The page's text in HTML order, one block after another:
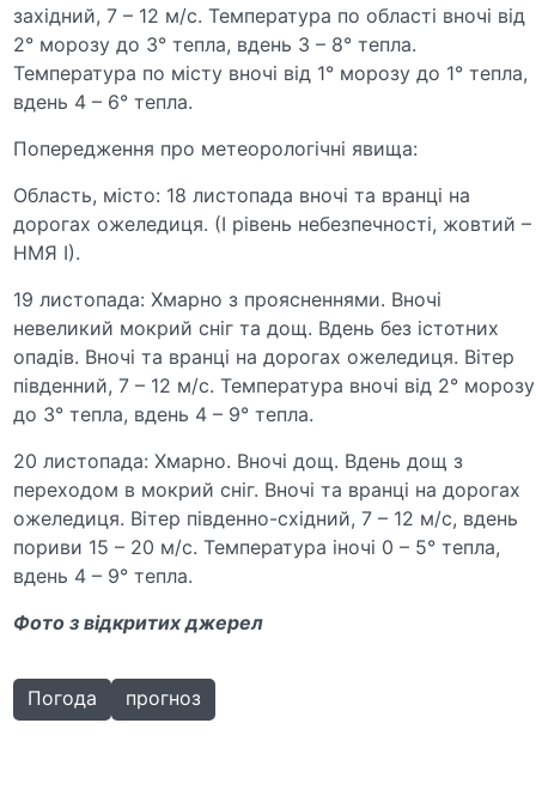
західний, 7 – 12 м/с. Температура по області вночі від
2° морозу до 3° тепла, вдень 3 – 8° тепла.
Температура по місту вночі від 1° морозу до 1° тепла,
вдень 4 – 6° тепла.
Попередження про метеорологічні явища:
Область, місто: 18 листопада вночі та вранці на
дорогах ожеледиця. (І рівень небезпечності, жовтий –
НМЯ І).
19 листопада: Хмарно з проясненнями. Вночі
невеликий мокрий сніг та дощ. Вдень без істотних
опадів. Вночі та вранці на дорогах ожеледиця. Вітер
південний, 7 – 12 м/с. Температура вночі від 2° морозу
до 3° тепла, вдень 4 – 9° тепла.
20 листопада: Хмарно. Вночі дощ. Вдень дощ з
переходом в мокрий сніг. Вночі та вранці на дорогах
ожеледиця. Вітер південно-східний, 7 – 12 м/с, вдень
пориви 15 – 20 м/с. Температура іночі 0 – 5° тепла,
вдень 4 – 9° тепла.
Фото з відкритих джерел
Погода прогноз